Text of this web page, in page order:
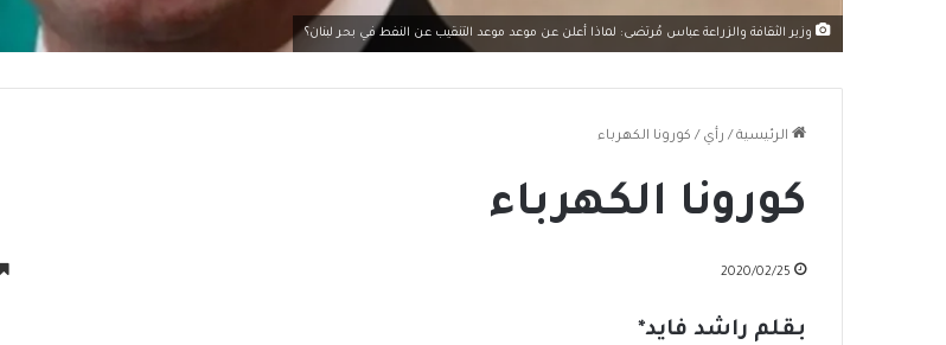
وزير الثقافة والزراعة عباس مُرتضى: لماذا أعلن عن موعد موعد التنقيب عن النفط في بحر لبنان؟
الرئيسية / رأي / كورونا الكهرباء
كورونا الكهرباء
2020/02/25
بقلم راشد فايد*